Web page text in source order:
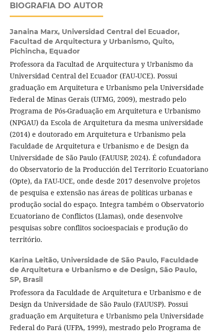
BIOGRAFIA DO AUTOR
Janaina Marx, Universidad Central del Ecuador,
Facultad de Arquitectura y Urbanismo, Quito,
Pichincha, Equador
Professora da Facultad de Arquitectura y Urbanismo da
Universidad Central del Ecuador (FAU-UCE). Possui
graduação em Arquitetura e Urbanismo pela Universidade
Federal de Minas Gerais (UFMG, 2009), mestrado pelo
Programa de Pós-Graduação em Arquitetura e Urbanismo
(NPGAU) da Escola de Arquitetura da mesma universidade
(2014) e doutorado em Arquitetura e Urbanismo pela
Faculdade de Arquitetura e Urbanismo e de Design da
Universidade de São Paulo (FAUUSP, 2024). É cofundadora
do Observatorio de la Producción del Territorio Ecuatoriano
(Opte), da FAU-UCE, onde desde 2017 desenvolve projetos
de pesquisa e extensão nas áreas de políticas urbanas e
produção social do espaço. Integra também o Observatorio
Ecuatoriano de Conflictos (Llamas), onde desenvolve
pesquisas sobre conflitos socioespaciais e produção do
território.
Karina Leitão, Universidade de São Paulo, Faculdade
de Arquitetura e Urbanismo e de Design, São Paulo,
SP, Brasil
Professora da Faculdade de Arquitetura e Urbanismo e de
Design da Universidade de São Paulo (FAUUSP). Possui
graduação em Arquitetura e Urbanismo pela Universidade
Federal do Pará (UFPA, 1999), mestrado pelo Programa de